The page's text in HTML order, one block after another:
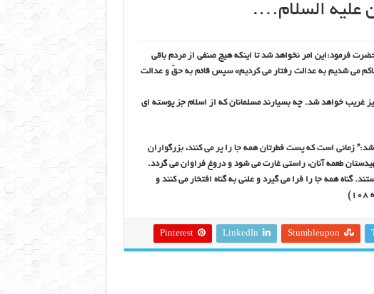
علیه السلام….
فرمود:این امر نخواهد شد تا اینکه هیچ صنفی از مردم باقی
می شدیم به عدالت رفتار می کردیم» سپس قائم به حقّ و عدالت
غریب خواهد شد. چه بسیارند مسلمانان که از اسلام جز پوسته ای
زمانی است که پست فطرتان همه جا را پر می کنند، بزرگواران
طعمه آنان، راستی غارت می شود و دروغ فراوان می گردد.
گناه همه جا را فرا می گیرد و علنی به گناه افتخار می کنند و
Stumbleupon
LinkedIn
Pinterest